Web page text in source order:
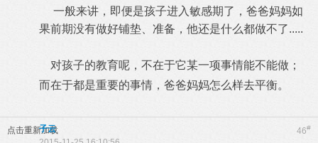
一般来讲，即便是孩子进入敏感期了，爸爸妈妈如
果前期没有做好铺垫、准备，他还是什么都做不了.....
对孩子的教育呢，不在于它某一项事情能不能做；
而在于都是重要的事情，爸爸妈妈怎么样去平衡。
点击重新加载 46#
子云